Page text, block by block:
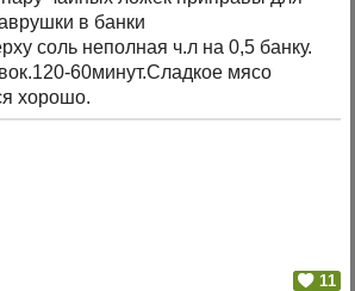
в банки
соль неполная ч.л на 0,5 банку.
60минут.Сладкое мясо
хорошо.
11